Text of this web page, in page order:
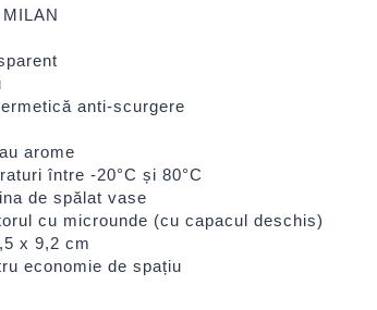
anti-scurgere
arome
între -20°C și 80°C
de spălat vase
cu microunde (cu capacul deschis)
x 9,2 cm
economie de spațiu